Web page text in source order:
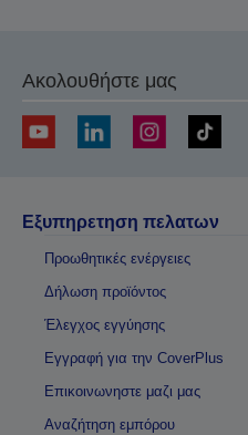
Ακολουθήστε μας
Εξυπηρετηση πελατων
Προωθητικές ενέργειες
Δήλωση προϊόντος
Έλεγχος εγγύησης
Εγγραφή για την CoverPlus
Επικοινωνηστε μαζι μας
Αναζήτηση εμπόρου